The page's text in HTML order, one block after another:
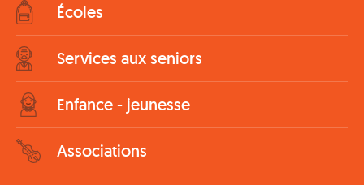
Écoles
Services aux seniors
Enfance - jeunesse
Associations